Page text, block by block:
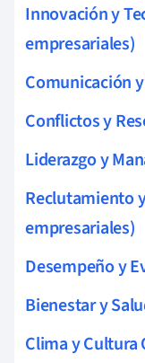
Innovación y
empresariales)
Comunicación
Conflictos y
Liderazgo y
Reclutamiento
empresariales)
Desempeño y
Bienestar y
Clima y Cultura